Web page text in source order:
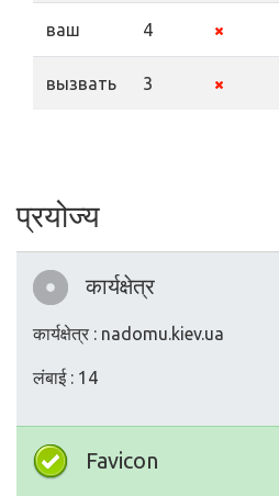
ваш 4
вызвать 3
प्रयोज्य
कार्यक्षेत्र
कार्यक्षेत्र : nadomu.kiev.ua
लंबाई : 14
Favicon